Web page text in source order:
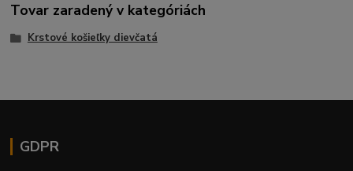
Tovar zaradený v kategóriách
Krstové košieľky dievčatá
GDPR